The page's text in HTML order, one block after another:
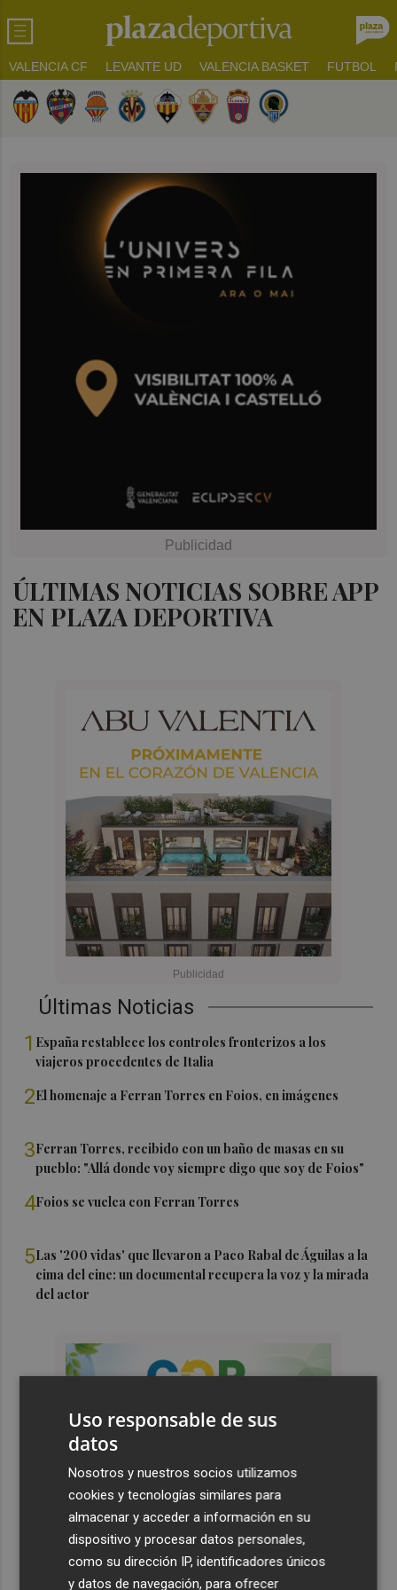
VALENCIA CF LEVANTE UD VALENCIA BASKET FUTBOL
ÚLTIMAS NOTICIAS SOBRE APP
EN PLAZA DEPORTIVA
Últimas Noticias
1 España restablece los controles fronterizos a los
viajeros procedentes de Italia
2El homenaje a Ferran Torres en Foios, en imágenes
3Ferran Torres, recibido con un baño de masas en su
pueblo: "Allá donde voy siempre digo que soy de Foios"
4Foios se vuelca con Ferran Torres
5Las '200 vidas' que llevaron a Paco Rabal de Águilas a la
cima del cine: un documental recupera la voz y la mirada
del actor
Uso responsable de sus
datos
Nosotros y nuestros socios utilizamos
cookies y tecnologías similares para
almacenar y acceder a información en su
dispositivo y procesar datos personales,
como su dirección IP, identificadores únicos
y datos de navegación, para ofrecer